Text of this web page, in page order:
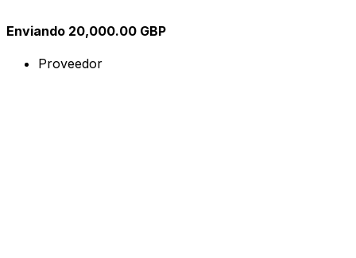
Enviando 20,000.00 GBP
Proveedor